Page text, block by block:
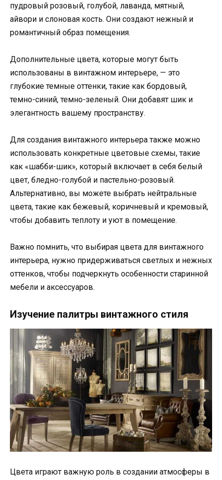
пудровый розовый, голубой, лаванда, мятный,
айвори и слоновая кость. Они создают нежный и
романтичный образ помещения.
Дополнительные цвета, которые могут быть
использованы в винтажном интерьере, — это
глубокие темные оттенки, такие как бордовый,
темно-синий, темно-зеленый. Они добавят шик и
элегантность вашему пространству.
Для создания винтажного интерьера также можно
использовать конкретные цветовые схемы, такие
как «шабби-шик», который включает в себя белый
цвет, бледно-голубой и пастельно-розовый.
Альтернативно, вы можете выбрать нейтральные
цвета, такие как бежевый, коричневый и кремовый,
чтобы добавить теплоту и уют в помещение.
Важно помнить, что выбирая цвета для винтажного
интерьера, нужно придерживаться светлых и нежных
оттенков, чтобы подчеркнуть особенности старинной
мебели и аксессуаров.
Изучение палитры винтажного стиля
Цвета играют важную роль в создании атмосферы в